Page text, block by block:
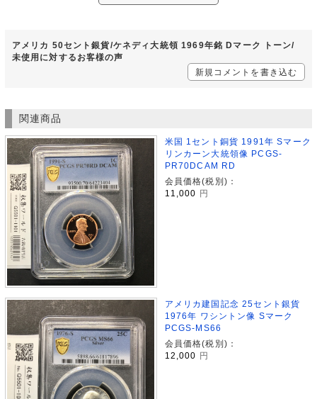
アメリカ 50セント銀貨/ケネディ大統領 1969年銘 Dマーク トーン/
未使用に対するお客様の声
新規コメントを書き込む
関連商品
米国 1セント銅貨 1991年 Sマーク
リンカーン大統領像 PCGS-
PR70DCAM RD
会員価格(税別)：
11,000
円
アメリカ建国記念 25セント銀貨
1976年 ワシントン像 Sマーク
PCGS-MS66
会員価格(税別)：
12,000
円